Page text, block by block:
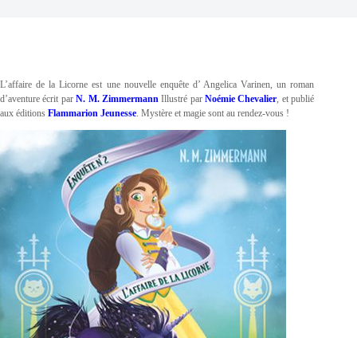
L’affaire de la Licorne est une nouvelle enquête d’ Angelica Varinen, un roman
d’aventure écrit parN. M. ZimmermannIllustré parNoémie Chevalier, et publié
aux éditions Flammarion Jeunesse. Mystère et magie sont au rendez-vous !